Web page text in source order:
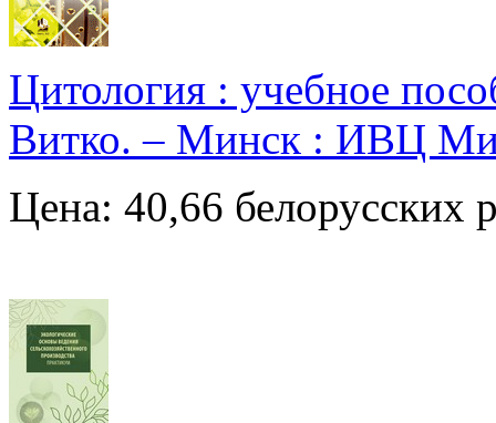
Цитология : учебное
Витко. – Минск : ИВЦ
Цена: 40,66 белорусских